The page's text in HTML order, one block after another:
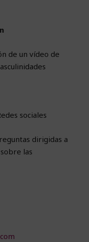
de un vídeo de
sociales
dirigidas a
las